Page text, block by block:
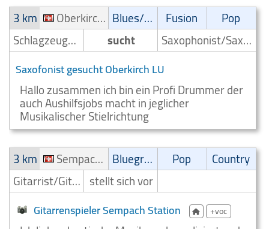
3 km
Oberkirch LU Blues/Swing Fusion
Pop
Schlagzeuger/Drummer
sucht Saxophonist/Saxophonspieler
Saxofonist gesucht Oberkirch LU
Hallo zusammen ich bin ein Profi Drummer der
auch Aushilfsjobs macht in jeglicher
Musikalischer Stielrichtung
3 km
Sempach Station Bluegrass Pop
Country
Gitarrist/Gitarrenspieler stellt sich vor
Gitarrenspieler Sempach Station +voc